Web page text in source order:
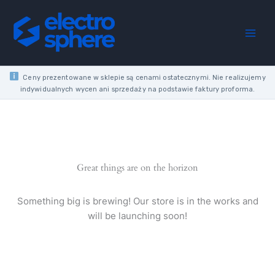
content
Ceny prezentowane w sklepie są cenami ostatecznymi. Nie realizujemy
indywidualnych wycen ani sprzedaży na podstawie faktury proforma.
Great things are on the horizon
Something big is brewing! Our store is in the works and
will be launching soon!